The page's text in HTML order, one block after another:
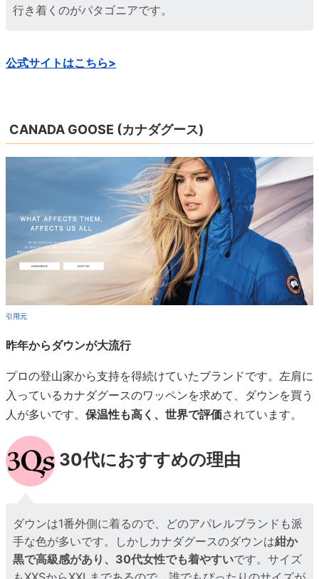
行き着くのがパタゴニアです。
公式サイトはこちら>
CANADA GOOSE (カナダグース)
引用元
昨年からダウンが大流行
プロの登山家から支持を得続けていたブランドです。左肩に
入っているカナダグースのワッペンを求めて、ダウンを買う
人が多いです。 保温性も高く、世界で評価されています。
30代におすすめの理由
ダウンは1番外側に着るので、どのアパレルブランドも派
手な色が多いです。しかしカナダグースのダウンは紺か
黒で高級感があり、30代女性でも着やすいです。サイズ